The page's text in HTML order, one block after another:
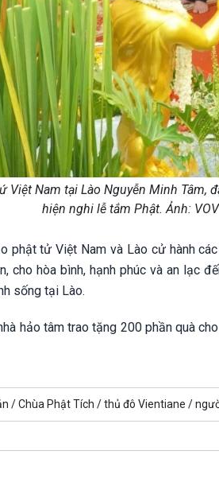
Việt Nam tại Lào Nguyễn Minh Tâm,
hiện nghi lễ tắm Phật. Ảnh: VOV
phật tử Việt Nam và Lào cử hành
cho hòa bình, hạnh phúc và an lạc
sống tại Lào.
hảo tâm trao tặng 200 phần quà
/Chùa Phật Tích /thủ đô Vientiane /